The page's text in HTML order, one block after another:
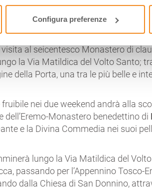
Configura preferenze
e di preghiera –
INFO
si svolgonoin entrambi i
visita al seicentesco Monastero di
la Via Matildica del Volto Santo;
della Porta, una tra le più belle e
nei due weekend andrà alla
dell’Eremo-Monastero benedettino di
e la Divina Commedia nei suoi
lungo la Via Matildica del
passando per l’Appennino Tosco-
dalla Chiesa di San Donnino,